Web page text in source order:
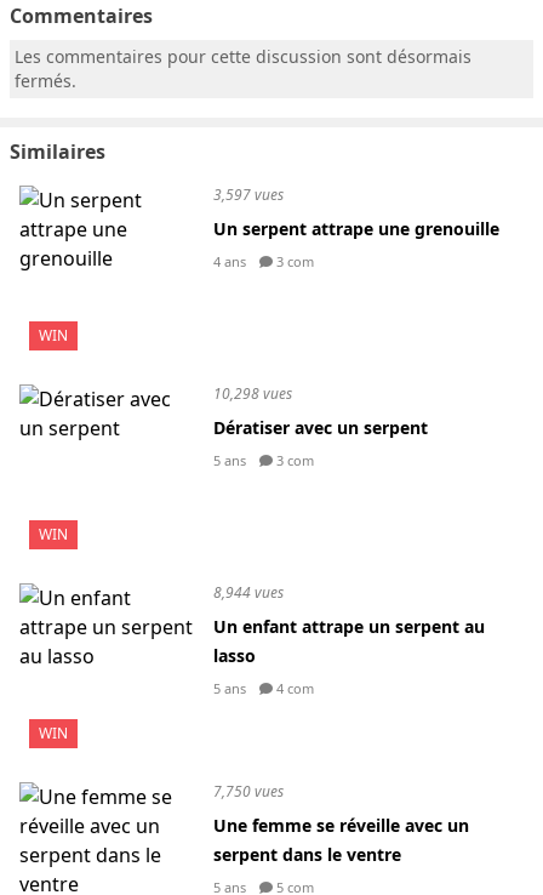
Commentaires
Les commentaires pour cette discussion sont désormais
fermés.
Similaires
WIN
3,597 vues
Un serpent attrape une grenouille
4 ans 3 com
WIN
10,298 vues
Dératiser avec un serpent
5 ans 3 com
WIN
8,944 vues
Un enfant attrape un serpent au
lasso
5 ans 4 com
7,750 vues
Une femme se réveille avec un
serpent dans le ventre
5 ans 5 com